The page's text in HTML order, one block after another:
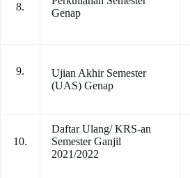
8.
Genap
9.
Ujian Akhir Semester
(UAS) Genap
10.
Daftar Ulang/ KRS-an
Semester Ganjil
2021/2022